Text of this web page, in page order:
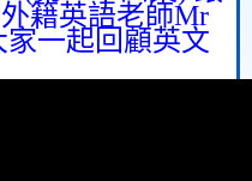
籍英語老師Mr
一起回顧英文